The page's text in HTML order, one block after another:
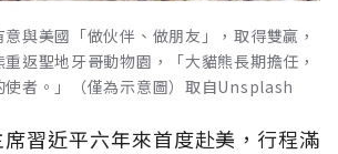
與美國「做伙伴、做朋友」，取得雙贏，
返聖地牙哥動物園，「大貓熊長期擔任，
使者。」（僅為示意圖）取自Unsplash
習近平六年來首度赴美，行程滿